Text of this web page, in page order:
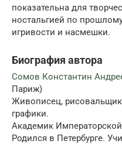
показательна для
ностальгией по
игривости и насмешки.
Биография автора
Сомов Константин
Париж)
Живописец,
графики.
Академик
Родился в Петербурге.